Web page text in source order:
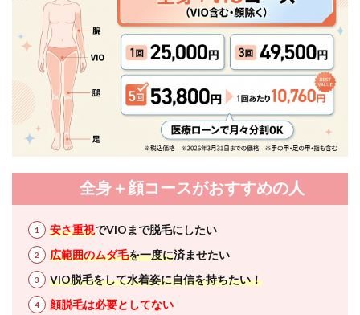
全身＋顔コースがおすすめの人
安さ重視でVIOまで脱毛にしたい
広範囲のムダ毛を一度に済ませたい
VIO脱毛をして水着姿に自信を持ちたい！
顔脱毛は必要としてない